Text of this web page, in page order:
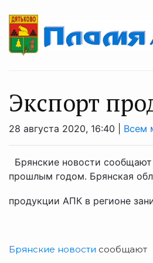
Экспорт
28 августа 2020, 16:40 | Всем
Брянские новости
прошлым годом. Брянская
продукции АПК в регионе
Брянские новости сообщают